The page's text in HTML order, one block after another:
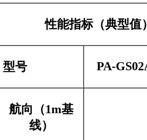
性能指标（典型值
型号 PA-
航向（1m基
线）